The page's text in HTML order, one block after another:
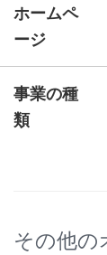
ホームペ
ージ
事業の種
類
その他の